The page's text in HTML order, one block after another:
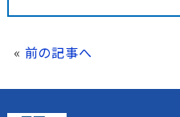
« 前の記事へ